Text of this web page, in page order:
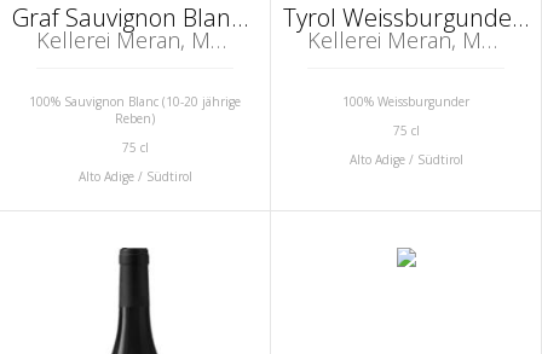
Graf Sauvignon Blanc Alto Adige DOC
Kellerei Meran, Marling, Südtirol (Alto Adige)
100% Sauvignon Blanc (10-20 jährige
Reben)
75 cl
Alto Adige / Südtirol
Tyrol Weissburgunder Alto Adige DOC
Kellerei Meran, Marling, Südtirol (Alto Adige)
100% Weissburgunder
75 cl
Alto Adige / Südtirol